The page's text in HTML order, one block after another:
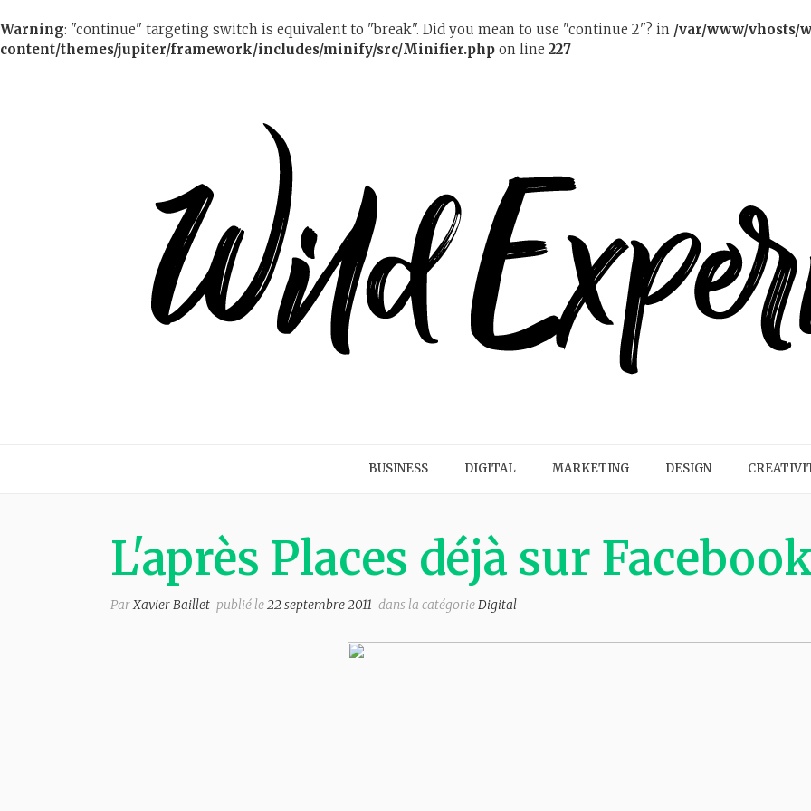
Warning: "continue" targeting switch is equivalent to "break". Did you mean to use "continue 2"? in /var/www/vhosts/
content/themes/jupiter/framework/includes/minify/src/Minifier.php on line 227
BUSINESS DIGITAL MARKETING DESIGN
L'après Places déjà sur
ParXavier Baillet publié le22 septembre 2011 dans la catégorieDigital